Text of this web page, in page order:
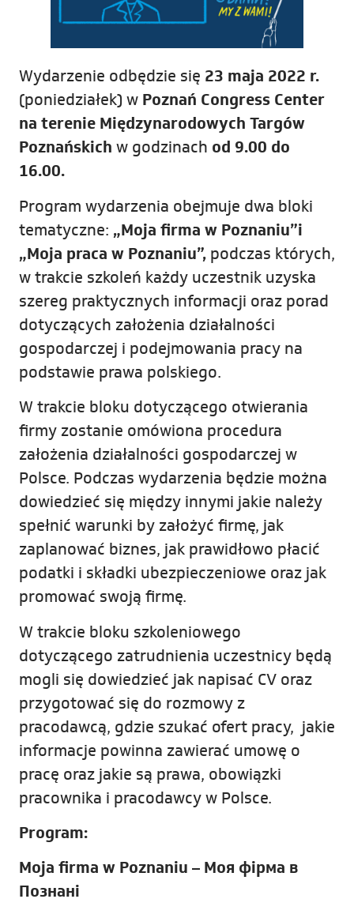
Wydarzenie odbędzie się 23 maja 2022 r.
(poniedziałek) w Poznań Congress Center
na terenie Międzynarodowych Targów
Poznańskich w godzinach od 9.00 do
16.00.
Program wydarzenia obejmuje dwa bloki
tematyczne: „Moja firma w Poznaniu”i
„Moja praca w Poznaniu”, podczas których,
w trakcie szkoleń każdy uczestnik uzyska
szereg praktycznych informacji oraz porad
dotyczących założenia działalności
gospodarczej i podejmowania pracy na
podstawie prawa polskiego.
W trakcie bloku dotyczącego otwierania
firmy zostanie omówiona procedura
założenia działalności gospodarczej w
Polsce. Podczas wydarzenia będzie można
dowiedzieć się między innymi jakie należy
spełnić warunki by założyć firmę, jak
zaplanować biznes, jak prawidłowo płacić
podatki i składki ubezpieczeniowe oraz jak
promować swoją firmę.
W trakcie bloku szkoleniowego
dotyczącego zatrudnienia uczestnicy będą
mogli się dowiedzieć jak napisać CV oraz
przygotować się do rozmowy z
pracodawcą, gdzie szukać ofert pracy, jakie
informacje powinna zawierać umowę o
pracę oraz jakie są prawa, obowiązki
pracownika i pracodawcy w Polsce.
Program:
Moja firma w Poznaniu – Моя фірма в
Познані